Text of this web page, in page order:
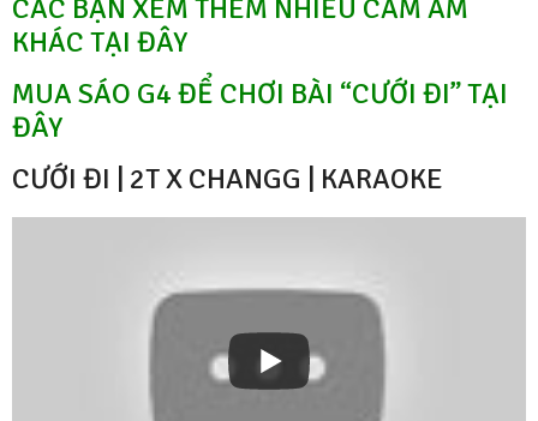
CÁC BẠN XEM THÊM NHIỀU CẢM ÂM
KHÁC TẠI ĐÂY
MUA SÁO G4 ĐỂ CHƠI BÀI “CƯỚI ĐI” TẠI
ĐÂY
CƯỚI ĐI | 2T X CHANGG | KARAOKE